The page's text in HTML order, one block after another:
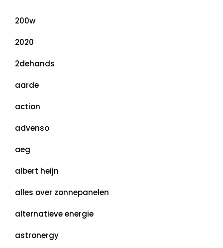
200w
2020
2dehands
aarde
action
advenso
aeg
albert heijn
alles over zonnepanelen
alternatieve energie
astronergy